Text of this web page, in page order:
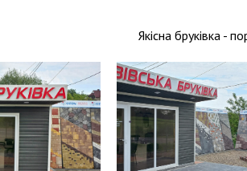
Якісна бруківка -